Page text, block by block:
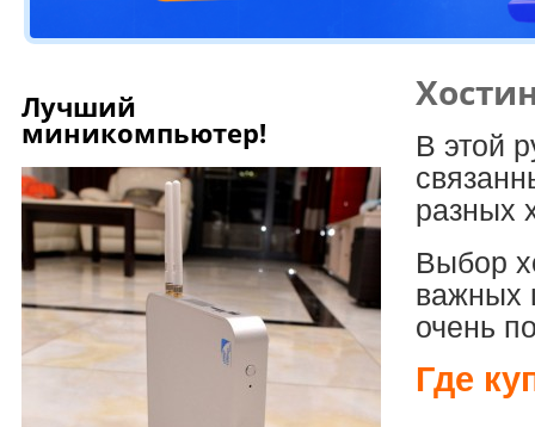
В этой
разных
Выбор
важных
очень
Где
Лучший
миникомпьютер!